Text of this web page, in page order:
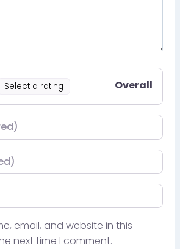
Select a rating Overall
email, and website in this
next time I comment.